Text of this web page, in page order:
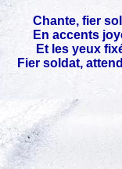
Chante, fier
En accents
Et les yeux
Fier soldat,